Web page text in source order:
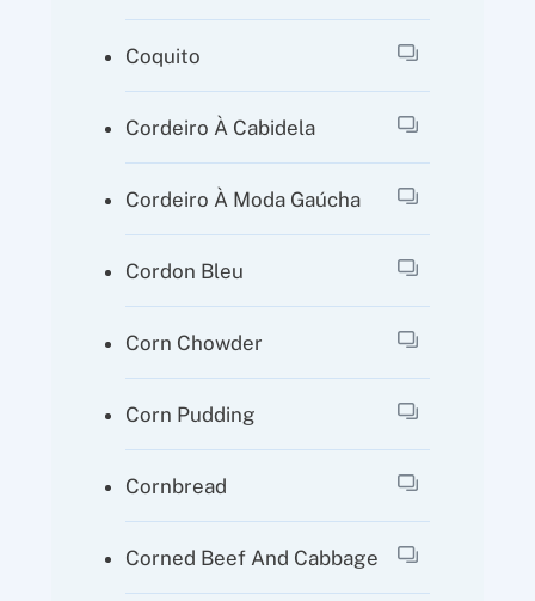
Coquito
Cordeiro À Cabidela
Cordeiro À Moda Gaúcha
Cordon Bleu
Corn Chowder
Corn Pudding
Cornbread
Corned Beef And Cabbage